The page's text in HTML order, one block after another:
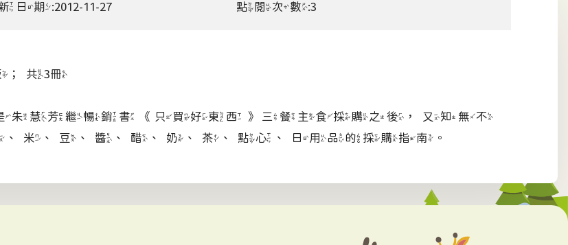
日期:2012-11-27 點閱次數:3
共3冊
朱慧芳繼暢銷書《只買好東西》三餐主食採購之後，又知無不
米、豆、醬、醋、奶、茶、點心、日用品的採購指南。